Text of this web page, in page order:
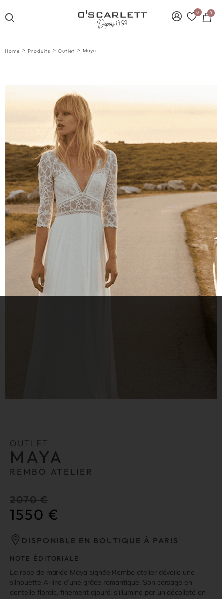
0 0
Home > Produits > Outlet > Maya
OUTLET
MAYA
REMBO ATELIER
2070€
1550 €
DISPONIBLE EN BOUTIQUE À PARIS
NOTE ÉDITORIALE
La robe de mariée Maya signée Rembo atelier dévoile une
silhouette A-line d’une grâce romantique. Son corsage en
dentelle florale, finement ajouré, s’illumine par un décolleté en